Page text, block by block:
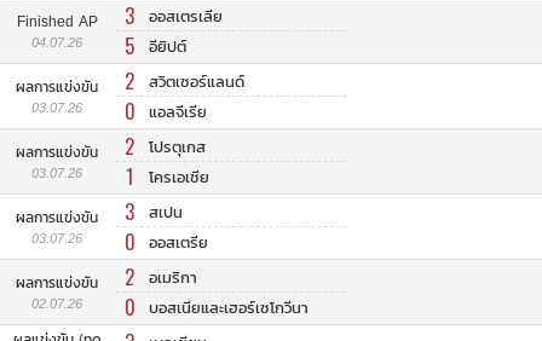
Finished AP
04.07.26
3 ออสเตรเลีย
5 อียิปต์
ผลการแข่งขัน
03.07.26
2 สวิตเซอร์แลนด์
0 แอลจีเรีย
ผลการแข่งขัน
03.07.26
2 โปรตุเกส
1 โครเอเชีย
ผลการแข่งขัน
03.07.26
3 สเปน
0 ออสเตรีย
ผลการแข่งขัน
02.07.26
2 อเมริกา
0 บอสเนียและเฮอร์เซโกวีนา